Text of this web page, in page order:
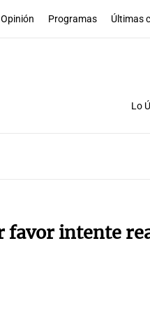
Opinión Programas Últimas
Lo
favor intente